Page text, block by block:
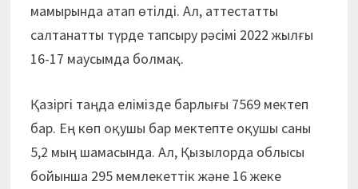
мамырында атап өтілді. Ал, аттестатты
салтанатты түрде тапсыру рәсімі 2022 жылғы
16-17 маусымда болмақ.
Қазіргі таңда елімізде барлығы 7569 мектеп
бар. Ең көп оқушы бар мектепте оқушы саны
5,2 мың шамасында. Ал, Қызылорда облысы
бойынша 295 мемлекеттік және 16 жеке